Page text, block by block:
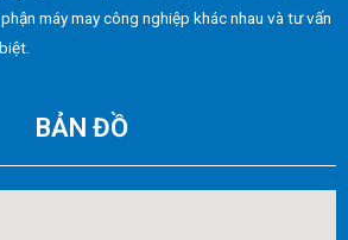
máy may công nghiệp khác nhau và tư vấn
BẢN ĐỒ